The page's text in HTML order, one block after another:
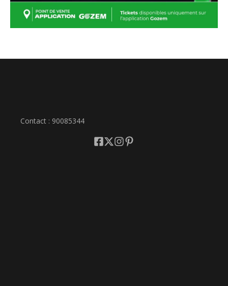
Contact : 90085344